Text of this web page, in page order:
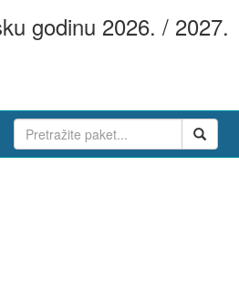
godinu 2026. / 2027.